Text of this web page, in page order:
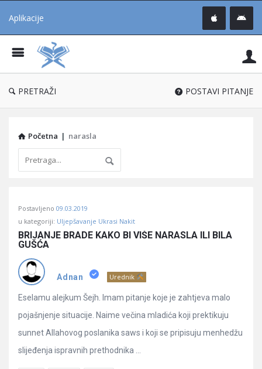
Aplikacije
®
PRETRAŽI POSTAVI PITANJE
Početna | narasla
Učene
Latest
Pitanja
Postavljeno 09.03.2019
u kategoriji: Uljepšavanje Ukrasi Nakit
BRIJANJE BRADE KAKO BI VIŠE NARASLA ILI BILA
GUŠĆA
Adnan Urednik
Eselamu alejkum Šejh. Imam pitanje koje je zahtjeva malo
pojašnjenje situacije. Naime večina mladića koji prektikuju
sunnet Allahovog poslanika saws i koji se pripisuju menhedžu
slijeđenja ispravnih prethodnika ...